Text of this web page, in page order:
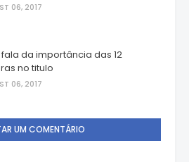
06, 2017
da importância das 12
no titulo
06, 2017
UM COMENTÁRIO